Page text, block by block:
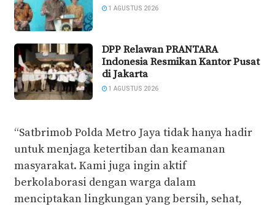
1 AGUSTUS 2026
DPP Relawan PRANTARA
Indonesia Resmikan Kantor Pusat
di Jakarta
1 AGUSTUS 2026
“Satbrimob Polda Metro Jaya tidak hanya hadir
untuk menjaga ketertiban dan keamanan
masyarakat. Kami juga ingin aktif
berkolaborasi dengan warga dalam
menciptakan lingkungan yang bersih, sehat,